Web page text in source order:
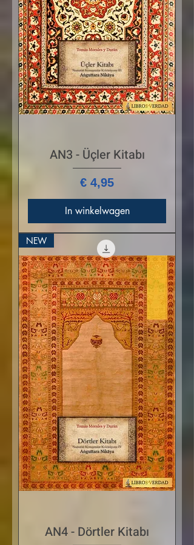
AN3 - Üçler Kitabı
Prijs
€ 4,95
In winkelwagen
NEW
AN4 - Dörtler Kitabı